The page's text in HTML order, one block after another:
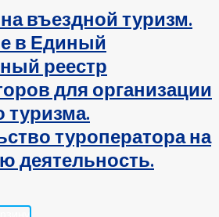
въездной туризм.
в Единый
реестр
для организации
туризма.
туроператора на
деятельность.